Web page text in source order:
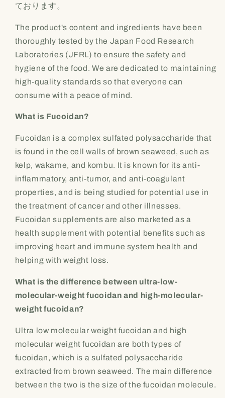
ております。
The product's content and ingredients have been
thoroughly tested by the Japan Food Research
Laboratories (JFRL) to ensure the safety and
hygiene of the food. We are dedicated to maintaining
high-quality standards so that everyone can
consume with a peace of mind.
What is Fucoidan?
Fucoidan is a complex sulfated polysaccharide that
is found in the cell walls of brown seaweed, such as
kelp, wakame, and kombu. It is known for its anti-
inflammatory, anti-tumor, and anti-coagulant
properties, and is being studied for potential use in
the treatment of cancer and other illnesses.
Fucoidan supplements are also marketed as a
health supplement with potential benefits such as
improving heart and immune system health and
helping with weight loss.
What is the difference between ultra-low-
molecular-weight fucoidan and high-molecular-
weight fucoidan?
Ultra low molecular weight fucoidan and high
molecular weight fucoidan are both types of
fucoidan, which is a sulfated polysaccharide
extracted from brown seaweed. The main difference
between the two is the size of the fucoidan molecule.